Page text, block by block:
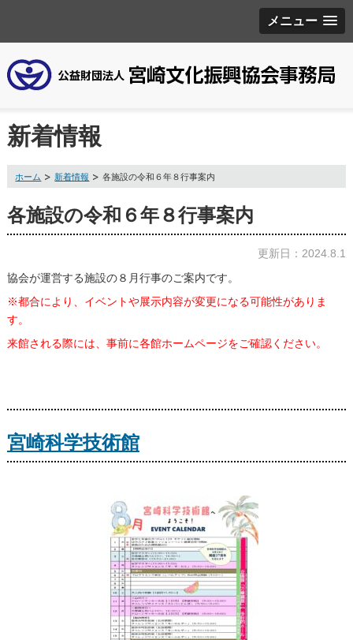
メニュー
新着情報
ホーム 新着情報 各施設の令和６年８行事案内
各施設の令和６年８行事案内
更新日：2024.8.1
協会が運営する施設の８月行事のご案内です。
※都合により、イベントや展示内容が変更になる可能性がありま
す。
来館される際には、事前に各館ホームページをご確認ください。
宮崎科学技術館